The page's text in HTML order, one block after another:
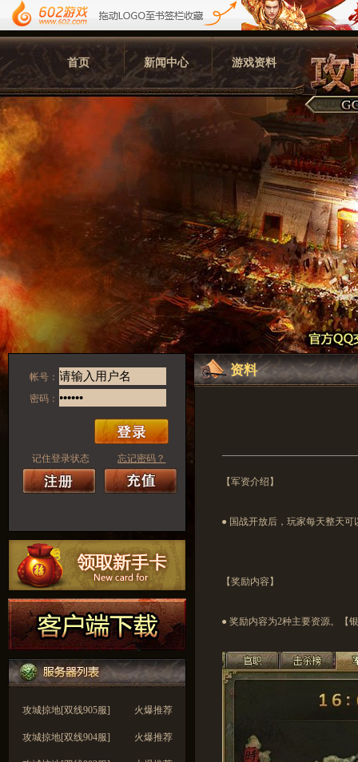
首页 新闻中心 游戏资料
帐号：
密码：
记住登录状态 忘记密码？
攻城掠地[双线905服] 火爆推荐
攻城掠地[双线904服] 火爆推荐
资料
【军资介绍】
● 国战开放后，玩家每天整天可
【奖励内容】
● 奖励内容为2种主要资源。【